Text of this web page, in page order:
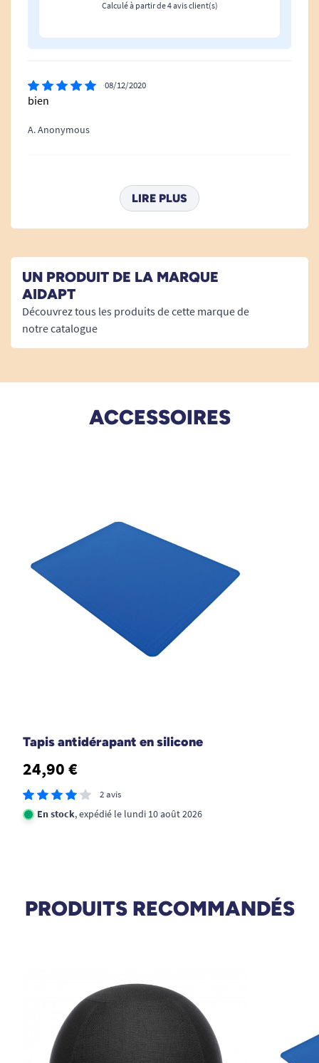
Calculé à partir de 4 avis client(s)
08/12/2020
bien
A. Anonymous
Poignée un peu fine
07/05/2020
Bon produit pratique
A. Anonymous
bonne conception
LIRE PLUS
UN PRODUIT DE LA MARQUE
AIDAPT
Découvrez tous les produits de cette marque de
notre catalogue
ACCESSOIRES
Tapis antidérapant en silicone
24,90 €
2 avis
En stock, expédié le lundi 10 août 2026
PRODUITS RECOMMANDÉS